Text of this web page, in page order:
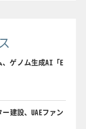
ゲノム生成AI「E
建設、UAEファン